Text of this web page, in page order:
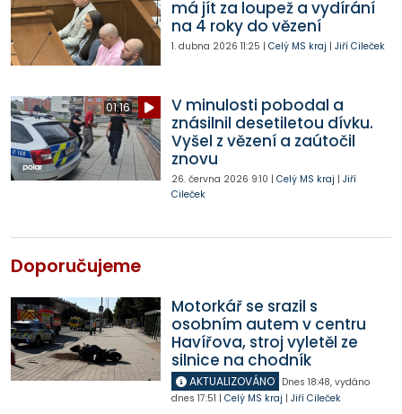
má jít za loupež a vydírání
na 4 roky do vězení
1. dubna 2026 11:25 | Celý MS kraj | Jiří Cileček
01:16
V minulosti pobodal a
znásilnil desetiletou dívku.
Vyšel z vězení a zaútočil
znovu
26. června 2026 9:10 | Celý MS kraj | Jiří
Cileček
Doporučujeme
Motorkář se srazil s
osobním autem v centru
Havířova, stroj vyletěl ze
silnice na chodník
AKTUALIZOVÁNO Dnes 18:48, vydáno
dnes 17:51 | Celý MS kraj | Jiří Cileček